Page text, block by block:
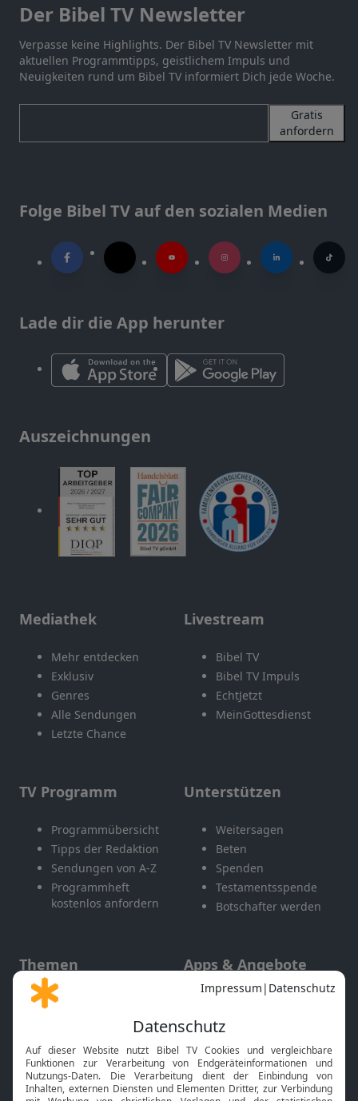
Der Bibel TV Newsletter
Verpasse keine Highlights. Der Bibel TV Newsletter mit
aktuellen Programmtipps, geistlichem Impuls und
Neuigkeiten rund um Bibel TV informiert Dich jede Woche.
Gratis
anfordern
Folge Bibel TV auf den sozialen Medien
Lade dir die App herunter
Auszeichnungen
Mediathek
Mehr entdecken
Exklusiv
Genres
Alle Sendungen
Letzte Chance
Livestream
Bibel TV
Bibel TV Impuls
EchtJetzt
MeinGottesdienst
TV Programm
Programmübersicht
Tipps der Redaktion
Sendungen von A-Z
Programmheft
kostenlos anfordern
Unterstützen
Weitersagen
Beten
Spenden
Testamentsspende
Botschafter werden
Themen
Gott und Bibel erklärt
Neuigkeiten
Apps & Angebote
Mobile App
Smart TV
HbbTV